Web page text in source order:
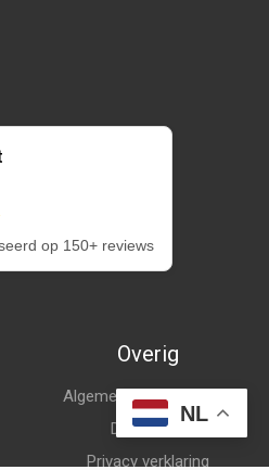
op 150+ reviews
Overig
Algemene voorwaarden
Disclaimer
Privacy verklaring
NL